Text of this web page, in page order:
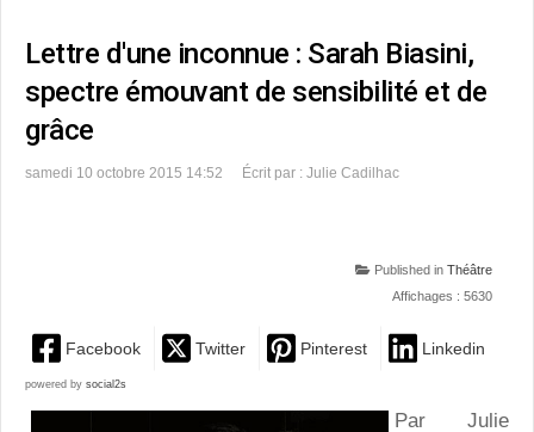
Lettre d'une inconnue : Sarah Biasini,
spectre émouvant de sensibilité et de
grâce
samedi 10 octobre 2015 14:52 Écrit par : Julie Cadilhac
Published in Théâtre
Affichages : 5630
Facebook Twitter Pinterest Linkedin
powered by social2s
Par Julie